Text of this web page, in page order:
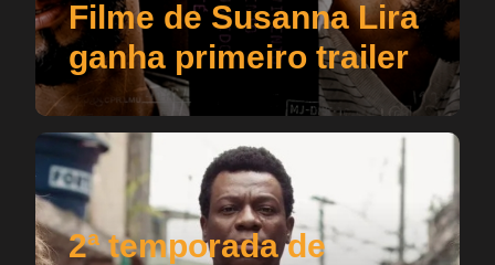
Filme de Susanna Lira
ganha primeiro trailer
2ª temporada de